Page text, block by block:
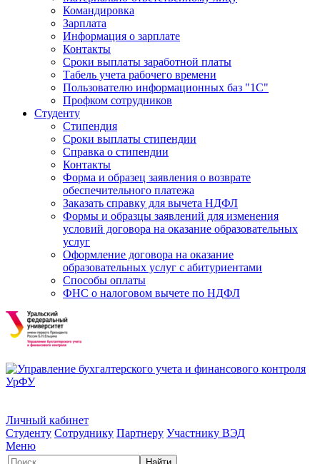
Командировка
Зарплата
Информация о зарплате
Контакты
Сроки выплаты заработной платы
Табель учета рабочего времени
Пользователю информационных баз "1С"
Профком сотрудников
Студенту
Стипендия
Сроки выплаты стипендии
Справка о стипендии
Контакты
Форма и образец заявления о возврате
обеспечительного платежа
Заказать справку для вычета НДФЛ
Формы и образцы заявлений для изменения
условий договора на оказание образовательных
услуг
Оформление договора на оказание
образовательных услуг с абитуриентами
Способы оплаты
ФНС о налоговом вычете по НДФЛ
Личный кабинет
Студенту Сотруднику Партнеру Участнику ВЭД
Меню